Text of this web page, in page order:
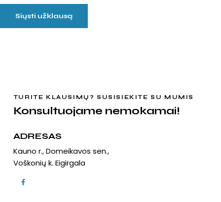
Siųsti užklausą
TURITE KLAUSIMŲ? SUSISIEKITE SU MUMIS
Konsultuojame nemokamai!
ADRESAS
Kauno r., Domeikavos sen.,
Voškonių k. Eigirgala